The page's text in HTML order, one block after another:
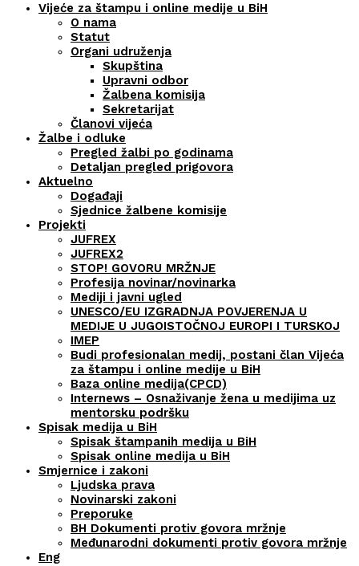
Vijeće za štampu i online medije u BiH
O nama
Statut
Organi udruženja
Skupština
Upravni odbor
Žalbena komisija
Sekretarijat
Članovi vijeća
Žalbe i odluke
Pregled žalbi po godinama
Detaljan pregled prigovora
Aktuelno
Događaji
Sjednice žalbene komisije
Projekti
JUFREX
JUFREX2
STOP! GOVORU MRŽNJE
Profesija novinar/novinarka
Mediji i javni ugled
UNESCO/EU IZGRADNJA POVJERENJA U
MEDIJE U JUGOISTOČNOJ EUROPI I TURSKOJ
IMEP
Budi profesionalan medij, postani član Vijeća
za štampu i online medije u BiH
Baza online medija(CPCD)
Internews – Osnaživanje žena u medijima uz
mentorsku podršku
Spisak medija u BiH
Spisak štampanih medija u BiH
Spisak online medija u BiH
Smjernice i zakoni
Ljudska prava
Novinarski zakoni
Preporuke
BH Dokumenti protiv govora mržnje
Međunarodni dokumenti protiv govora mržnje
Eng